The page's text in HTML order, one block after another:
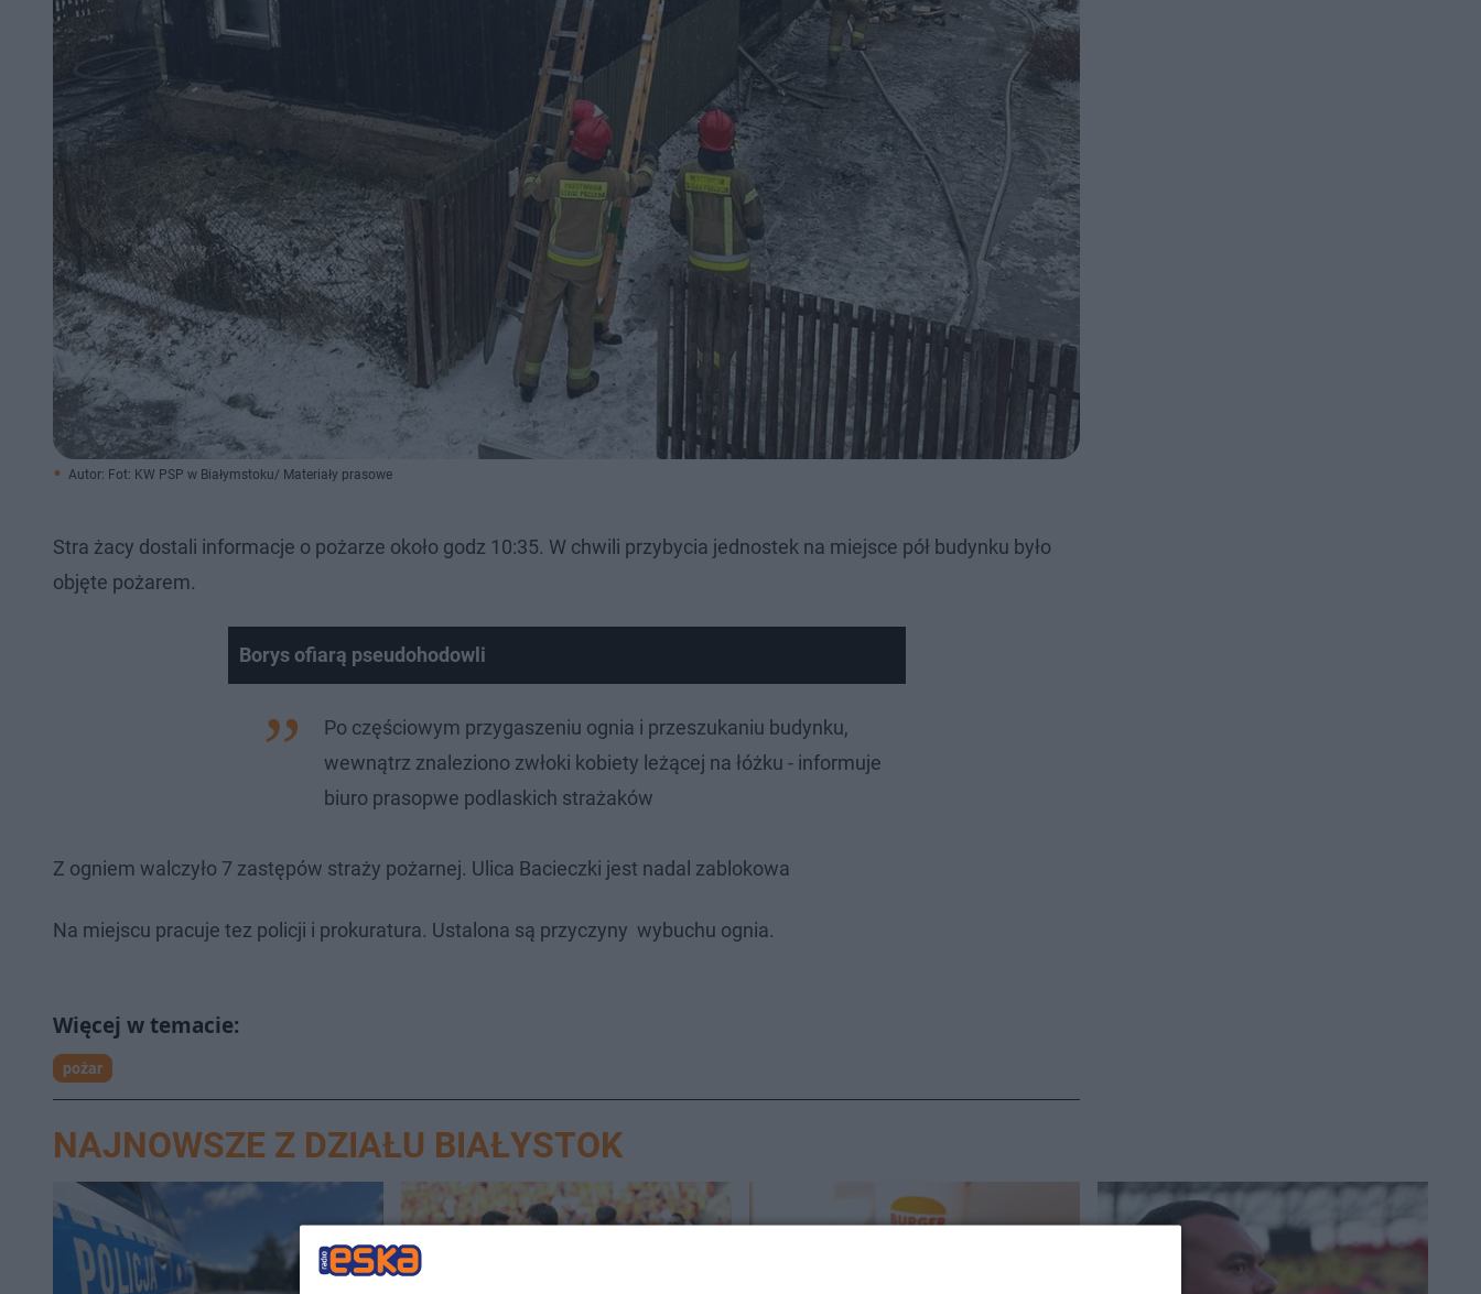
Autor: Fot: KW PSP w Białymstoku/ Materiały prasowe
Stra żacy dostali informacje o pożarze około godz 10:35. W chwili przybycia jednostek na miejsce pół budynku było
objęte pożarem.
Borys ofiarą pseudohodowli
Po częściowym przygaszeniu ognia i przeszukaniu budynku,
wewnątrz znaleziono zwłoki kobiety leżącej na łóżku - informuje
biuro prasopwe podlaskich strażaków
Z ogniem walczyło 7 zastępów straży pożarnej. Ulica Bacieczki jest nadal zablokowa
Na miejscu pracuje tez policji i prokuratura. Ustalona są przyczyny wybuchu ognia.
pożar
NAJNOWSZE Z DZIAŁU BIAŁYSTOK